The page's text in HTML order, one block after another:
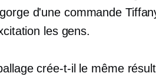
d'une commande
les gens.
crée-t-il le même